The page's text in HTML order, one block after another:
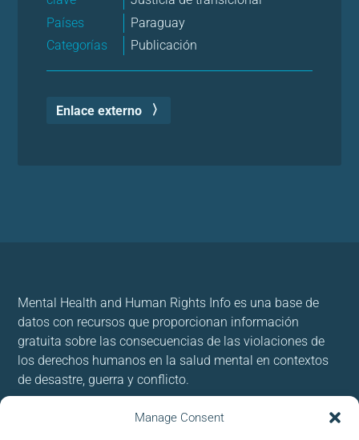
Manage Consent
Países
Paraguay
Categorías
Publicación
Enlace externo
Mental Health and Human Rights Info es una base de
datos con recursos que proporcionan información
gratuita sobre las consecuencias de las violaciones de
los derechos humanos en la salud mental en contextos
de desastre, guerra y conflicto.
Usamos cookies para brindar y mejorar nuestros